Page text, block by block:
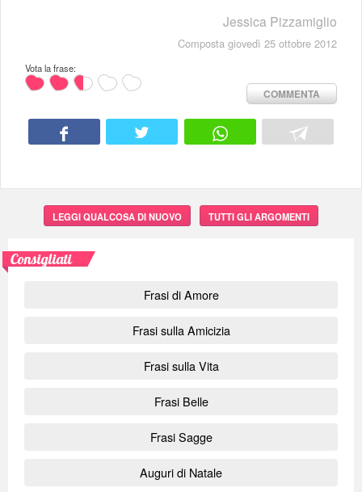
Jessica Pizzamiglio
Composta giovedì 25 ottobre 2012
Vota la frase:
COMMENTA
LEGGI QUALCOSA DI NUOVO TUTTI GLI ARGOMENTI
Consigliati
Frasi di Amore
Frasi sulla Amicizia
Frasi sulla Vita
Frasi Belle
Frasi Sagge
Auguri di Natale